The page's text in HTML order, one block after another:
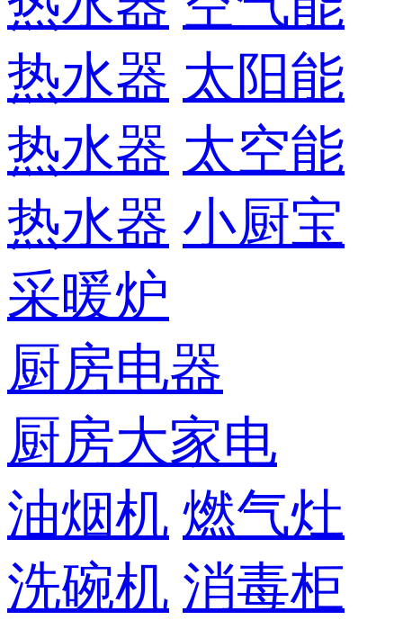
热水器 太阳能
热水器 太空能
热水器 小厨宝
采暖炉
厨房电器
厨房大家电
油烟机 燃气灶
洗碗机 消毒柜